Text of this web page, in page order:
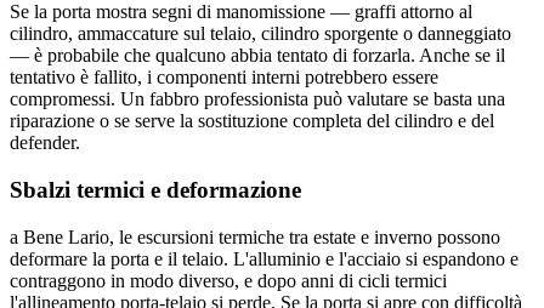
Se la porta mostra segni di manomissione — graffi attorno al
cilindro, ammaccature sul telaio, cilindro sporgente o danneggiato
— è probabile che qualcuno abbia tentato di forzarla. Anche se il
tentativo è fallito, i componenti interni potrebbero essere
compromessi. Un fabbro professionista può valutare se basta una
riparazione o se serve la sostituzione completa del cilindro e del
defender.
Sbalzi termici e deformazione
a Bene Lario, le escursioni termiche tra estate e inverno possono
deformare la porta e il telaio. L'alluminio e l'acciaio si espandono e
contraggono in modo diverso, e dopo anni di cicli termici
l'allineamento porta-telaio si perde. Se la porta si apre con difficoltà